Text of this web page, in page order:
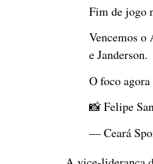
Fim de jogo
Vencemos
e Janderson.
O foco agora
📸 Felipe
— Ceará